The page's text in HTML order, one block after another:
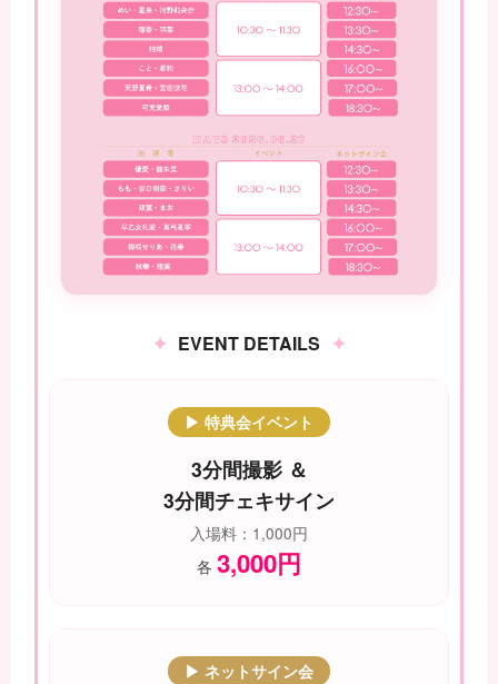
EVENT DETAILS
▶ 特典会イベント
3分間撮影 ＆
3分間チェキサイン
入場料：1,000円
各 3,000円
▶ ネットサイン会